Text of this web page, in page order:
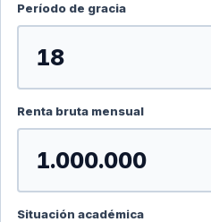
Período de gracia
Renta bruta mensual
Situación académica